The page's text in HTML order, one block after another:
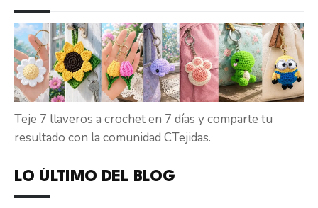
Teje 7 llaveros a crochet en 7 días y comparte tu
resultado con la comunidad CTejidas.
LO ÚLTIMO DEL BLOG